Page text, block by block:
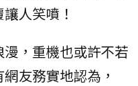
人笑噴！
漫，重機也或許不若
友務實地認為，